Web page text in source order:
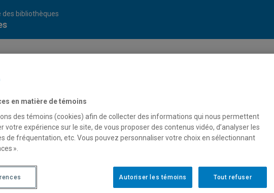
des bibliothèques
en matière de témoins
des témoins (cookies) afin de collecter des informations qui nous permettent
votre expérience sur le site, de vous proposer des contenus vidéo, d’analyser les
de fréquentation, etc. Vous pouvez personnaliser votre choix en sélectionnant
».
Tout refuser
Autoriser les témoins